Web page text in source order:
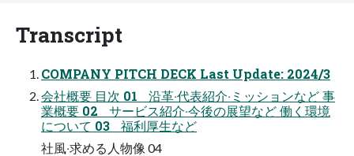
Transcript
COMPANY PITCH DECK Last Update: 2024/3
会社概要 ⽬次 01 沿⾰‧代表紹介‧ミッションなど 事
業概要 02 サービス紹介‧今後の展望など 働く環境
について 03 福利厚⽣など
社⾵‧求める⼈物像 04